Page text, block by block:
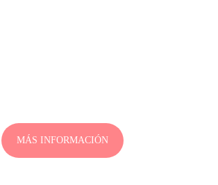
MÁS INFORMACIÓN